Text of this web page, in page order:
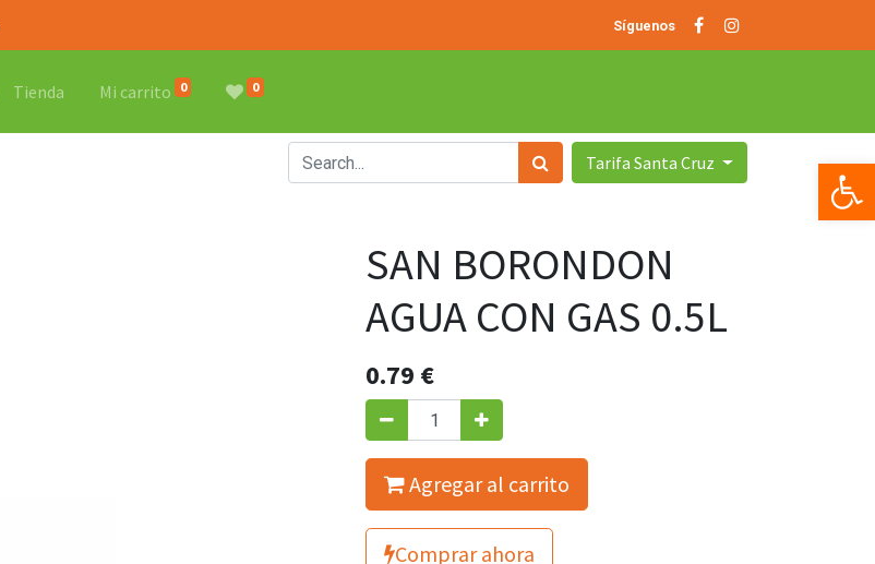
Síguenos
Tienda Mi carrito 0 0
Tarifa Santa Cruz
SAN BORONDON
AGUA CON GAS 0.5L
0.79 €
Agregar al carrito
Comprar ahora